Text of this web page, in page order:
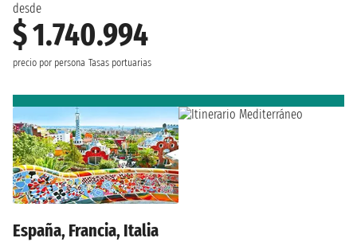
desde
$ 1.740.994
precio por persona Tasas portuarias
España, Francia, Italia